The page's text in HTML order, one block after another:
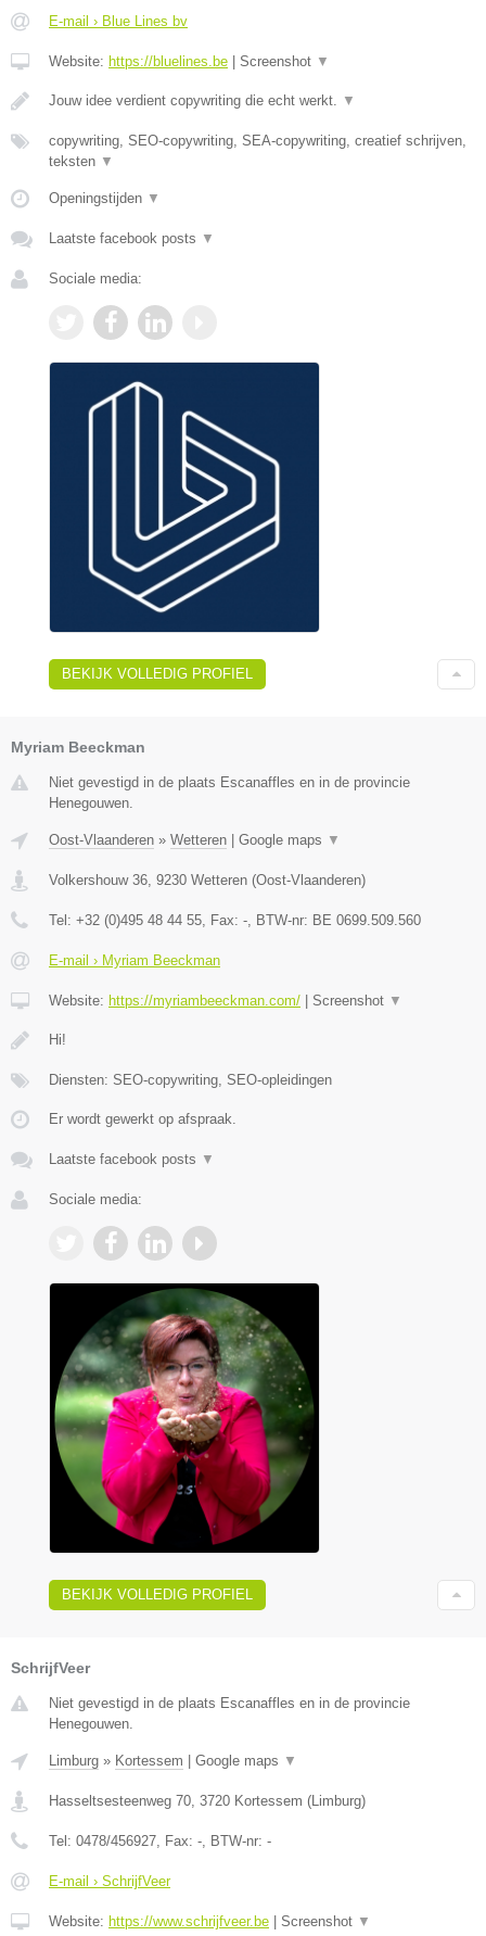
E-mail › Blue Lines bv
Website: https://bluelines.be | Screenshot ▼
Jouw idee verdient copywriting die echt werkt. ▼
copywriting, SEO-copywriting, SEA-copywriting, creatief schrijven,
teksten ▼
Openingstijden ▼
Laatste facebook posts ▼
Sociale media:
BEKIJK VOLLEDIG PROFIEL
Myriam Beeckman
Niet gevestigd in de plaats Escanaffles en in de provincie
Henegouwen.
Oost-Vlaanderen » Wetteren | Google maps ▼
Volkershouw 36 9230 Wetteren (Oost-Vlaanderen)
Tel: +32 (0)495 48 44 55 , Fax: - , BTW-nr: BE 0699.509.560
E-mail › Myriam Beeckman
Website: https://myriambeeckman.com/ | Screenshot ▼
Hi!
Diensten: SEO-copywriting, SEO-opleidingen
Er wordt gewerkt op afspraak.
Laatste facebook posts ▼
Sociale media:
BEKIJK VOLLEDIG PROFIEL
SchrijfVeer
Niet gevestigd in de plaats Escanaffles en in de provincie
Henegouwen.
Limburg » Kortessem | Google maps ▼
Hasseltsesteenweg 70 3720 Kortessem (Limburg)
Tel: 0478/456927 , Fax: - , BTW-nr: -
E-mail › SchrijfVeer
Website: https://www.schrijfveer.be | Screenshot ▼